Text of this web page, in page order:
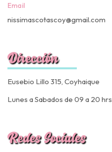
Email
nissimascotascoy@gmail.com
Dirección
Eusebio Lillo 315, Coyhaique
Lunes a Sabados de 09 a 20 hrs
Redes Sociales